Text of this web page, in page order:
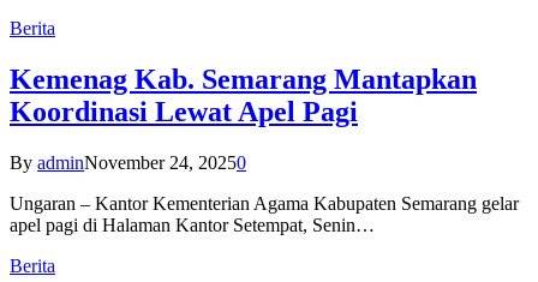
Berita
Kemenag Kab. Semarang Mantapkan
Koordinasi Lewat Apel Pagi
By adminNovember 24, 20250
Ungaran – Kantor Kementerian Agama Kabupaten Semarang gelar
apel pagi di Halaman Kantor Setempat, Senin…
Berita